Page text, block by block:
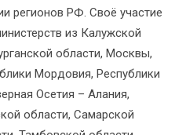
регионов РФ. Своё участие
из Калужской
области, Москвы,
Мордовия, Республики
Осетия – Алания,
области, Самарской